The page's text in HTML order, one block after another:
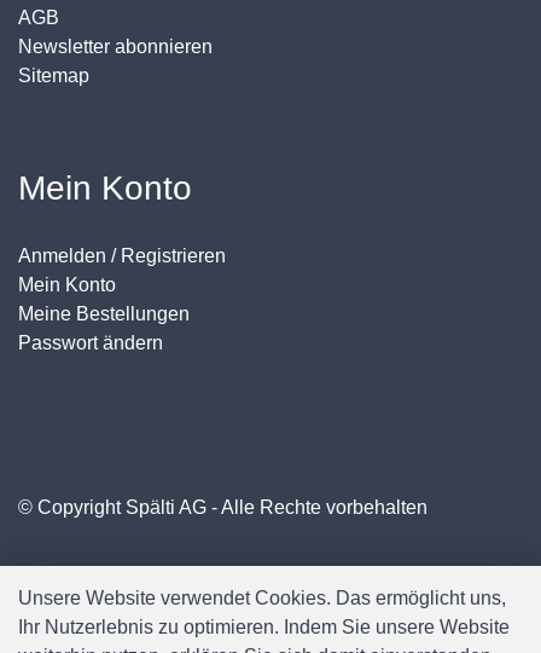
AGB
Newsletter abonnieren
Sitemap
Mein Konto
Anmelden / Registrieren
Mein Konto
Meine Bestellungen
Passwort ändern
© Copyright Spälti AG - Alle Rechte vorbehalten
Unsere Website verwendet Cookies. Das ermöglicht uns,
Ihr Nutzerlebnis zu optimieren. Indem Sie unsere Website